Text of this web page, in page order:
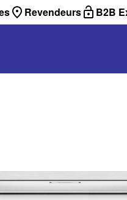
Revendeurs B2B